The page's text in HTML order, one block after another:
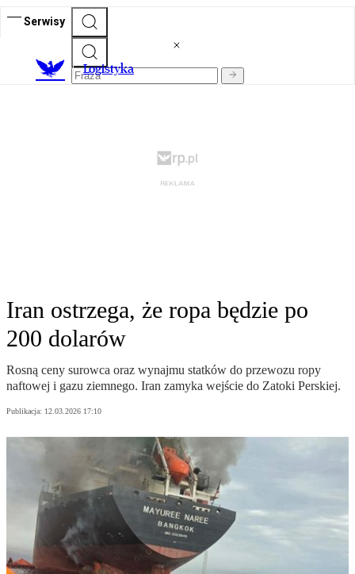
Serwisy
Logistyka
Iran ostrzega, że ropa będzie po
200 dolarów
Rosną ceny surowca oraz wynajmu statków do przewozu ropy
naftowej i gazu ziemnego. Iran zamyka wejście do Zatoki Perskiej.
Publikacja: 12.03.2026 17:10